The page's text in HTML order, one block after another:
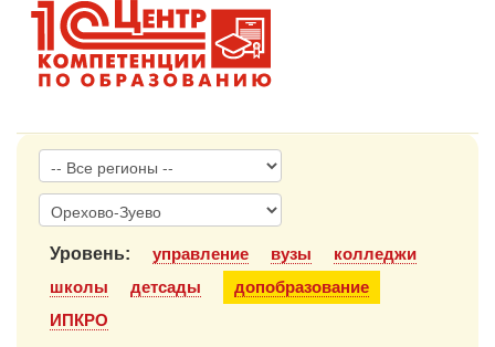
1С:Образование
Образовательные программы
Уровень: управление вузы
колледжи
школы
детсады
допобразование
ИПКРО